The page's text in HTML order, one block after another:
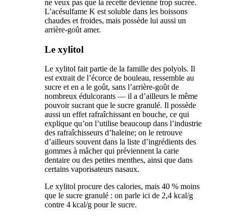
ne veux pas que la recette devienne trop sucrée.
L’acésulfame K est soluble dans les boissons
chaudes et froides, mais possède lui aussi un
arrière-goût amer.
Le xylitol
Le xylitol fait partie de la famille des polyols. Il
est extrait de l’écorce de bouleau, ressemble au
sucre et en a le goût, sans l’arrière-goût de
nombreux édulcorants — il a d’ailleurs le même
pouvoir sucrant que le sucre granulé. Il possède
aussi un effet rafraîchissant en bouche, ce qui
explique qu’on l’utilise beaucoup dans l’industrie
des rafraîchisseurs d’haleine; on le retrouve
d’ailleurs souvent dans la liste d’ingrédients des
gommes à mâcher qui préviennent la carie
dentaire ou des petites menthes, ainsi que dans
certains vaporisateurs nasaux.
Le xylitol procure des calories, mais 40 % moins
que le sucre granulé : on parle ici de 2,4 kcal/g
contre 4 kcal/g pour le sucre.